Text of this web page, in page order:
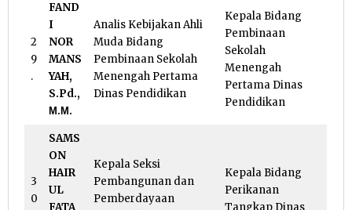
2
9
.
FAND
I
NOR
MANS
YAH,
S.Pd.,
Μ.Μ.
Analis Kebijakan Ahli
Muda Bidang
Pembinaan Sekolah
Menengah Pertama
Dinas Pendidikan
Kepala Bidang
Pembinaan
Sekolah
Menengah
Pertama Dinas
Pendidikan
3
0
SAMS
ON
HAIR
UL
Kepala Seksi
Pembangunan dan
Pemberdayaan
Kepala Bidang
Perikanan